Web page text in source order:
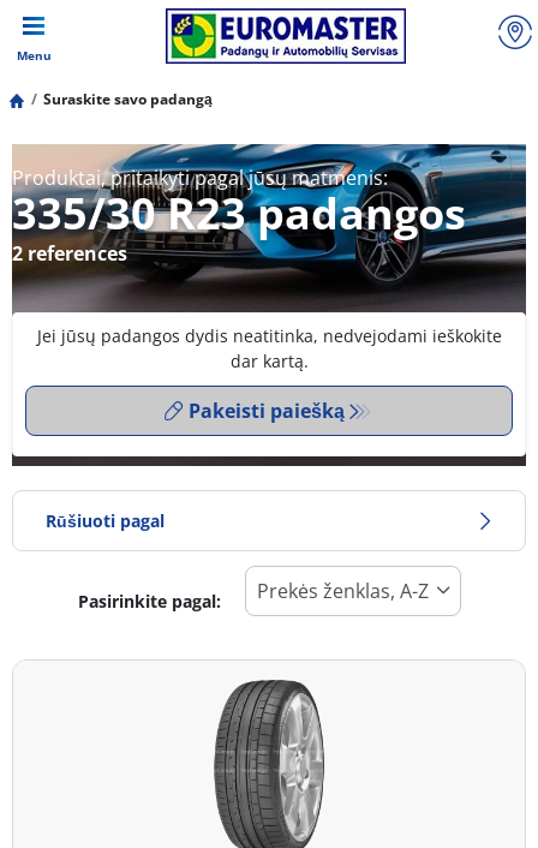
Menu
Suraskite savo padangą
Produktai, pritaikyti pagal jūsų matmenis:
335/30 R23 padangos
2 references
Jei jūsų padangos dydis neatitinka, nedvejodami ieškokite
dar kartą.
Pakeisti paiešką
Rūšiuoti pagal
Padangos tipas
Visi tipai (2)
Pasirinkite pagal: